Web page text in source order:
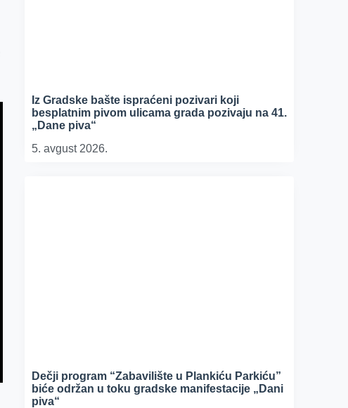
Iz Gradske bašte ispraćeni pozivari koji
besplatnim pivom ulicama grada pozivaju na 41.
„Dane piva“
5. avgust 2026.
Dečji program “Zabavilište u Plankiću Parkiću”
biće održan u toku gradske manifestacije „Dani
piva“